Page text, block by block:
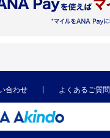
合わせ よくあるご質問